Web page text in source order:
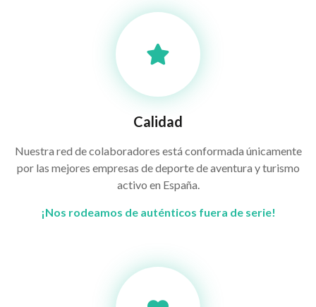
Calidad
Nuestra red de colaboradores está conformada únicamente
por las mejores empresas de deporte de aventura y turismo
activo en España.
¡Nos rodeamos de auténticos fuera de serie!